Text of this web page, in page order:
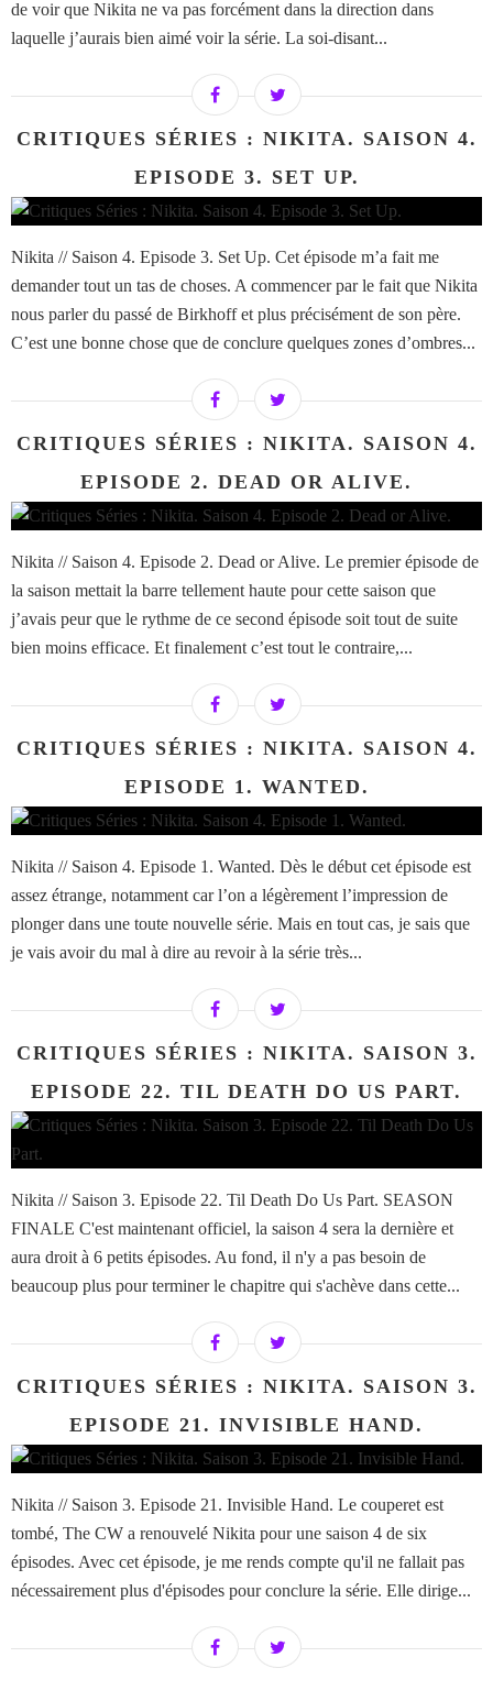
de voir que Nikita ne va pas forcément dans la direction dans
laquelle j’aurais bien aimé voir la série. La soi-disant...
CRITIQUES SÉRIES : NIKITA. SAISON 4.
EPISODE 3. SET UP.
Nikita // Saison 4. Episode 3. Set Up. Cet épisode m’a fait me
demander tout un tas de choses. A commencer par le fait que Nikita
nous parler du passé de Birkhoff et plus précisément de son père.
C’est une bonne chose que de conclure quelques zones d’ombres...
CRITIQUES SÉRIES : NIKITA. SAISON 4.
EPISODE 2. DEAD OR ALIVE.
Nikita // Saison 4. Episode 2. Dead or Alive. Le premier épisode de
la saison mettait la barre tellement haute pour cette saison que
j’avais peur que le rythme de ce second épisode soit tout de suite
bien moins efficace. Et finalement c’est tout le contraire,...
CRITIQUES SÉRIES : NIKITA. SAISON 4.
EPISODE 1. WANTED.
Nikita // Saison 4. Episode 1. Wanted. Dès le début cet épisode est
assez étrange, notamment car l’on a légèrement l’impression de
plonger dans une toute nouvelle série. Mais en tout cas, je sais que
je vais avoir du mal à dire au revoir à la série très...
CRITIQUES SÉRIES : NIKITA. SAISON 3.
EPISODE 22. TIL DEATH DO US PART.
Nikita // Saison 3. Episode 22. Til Death Do Us Part. SEASON
FINALE C'est maintenant officiel, la saison 4 sera la dernière et
aura droit à 6 petits épisodes. Au fond, il n'y a pas besoin de
beaucoup plus pour terminer le chapitre qui s'achève dans cette...
CRITIQUES SÉRIES : NIKITA. SAISON 3.
EPISODE 21. INVISIBLE HAND.
Nikita // Saison 3. Episode 21. Invisible Hand. Le couperet est
tombé, The CW a renouvelé Nikita pour une saison 4 de six
épisodes. Avec cet épisode, je me rends compte qu'il ne fallait pas
nécessairement plus d'épisodes pour conclure la série. Elle dirige...